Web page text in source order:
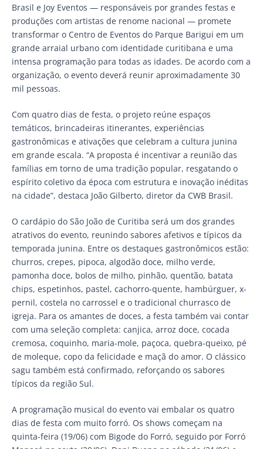
Brasil e Joy Eventos — responsáveis por grandes festas e
produções com artistas de renome nacional — promete
transformar o Centro de Eventos do Parque Barigui em um
grande arraial urbano com identidade curitibana e uma
intensa programação para todas as idades. De acordo com a
organização, o evento deverá reunir aproximadamente 30
mil pessoas.
Com quatro dias de festa, o projeto reúne espaços
temáticos, brincadeiras itinerantes, experiências
gastronômicas e ativações que celebram a cultura junina
em grande escala. “A proposta é incentivar a reunião das
famílias em torno de uma tradição popular, resgatando o
espírito coletivo da época com estrutura e inovação inéditas
na cidade”, destaca João Gilberto, diretor da CWB Brasil.
O cardápio do São João de Curitiba será um dos grandes
atrativos do evento, reunindo sabores afetivos e típicos da
temporada junina. Entre os destaques gastronômicos estão:
churros, crepes, pipoca, algodão doce, milho verde,
pamonha doce, bolos de milho, pinhão, quentão, batata
chips, espetinhos, pastel, cachorro-quente, hambúrguer, x-
pernil, costela no carrossel e o tradicional churrasco de
igreja. Para os amantes de doces, a festa também vai contar
com uma seleção completa: canjica, arroz doce, cocada
cremosa, coquinho, maria-mole, paçoca, quebra-queixo, pé
de moleque, copo da felicidade e maçã do amor. O clássico
sagu também está confirmado, reforçando os sabores
típicos da região Sul.
A programação musical do evento vai embalar os quatro
dias de festa com muito forró. Os shows começam na
quinta-feira (19/06) com Bigode do Forró, seguido por Forró